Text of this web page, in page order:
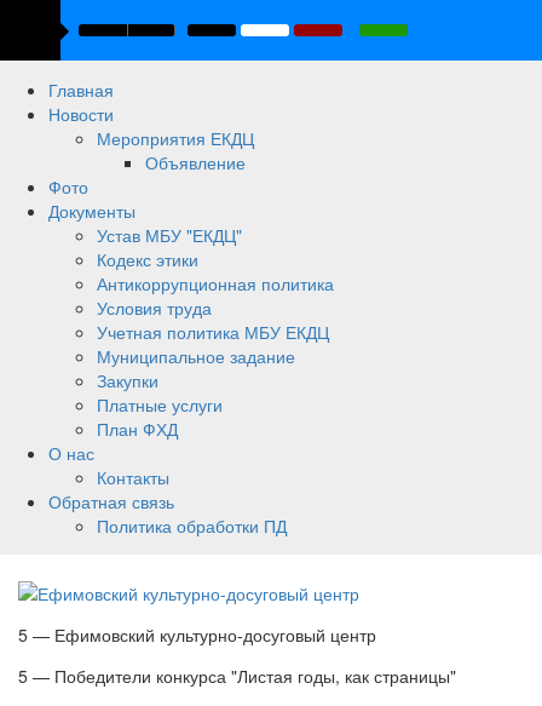
Главная
Новости
Мероприятия ЕКДЦ
Объявление
Фото
Документы
Устав МБУ "ЕКДЦ"
Кодекс этики
Антикоррупционная политика
Условия труда
Учетная политика МБУ ЕКДЦ
Муниципальное задание
Закупки
Платные услуги
План ФХД
О нас
Контакты
Обратная связь
Политика обработки ПД
5 — Ефимовский культурно-досуговый центр
5 — Победители конкурса "Листая годы, как страницы"